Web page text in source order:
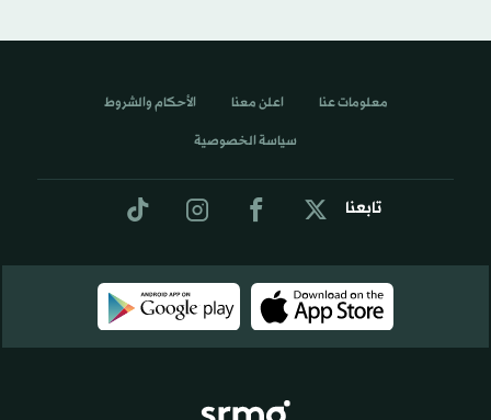
تابعنا
معلومات عنا اعلن معنا الأحكام والشروط
سياسة الخصوصية